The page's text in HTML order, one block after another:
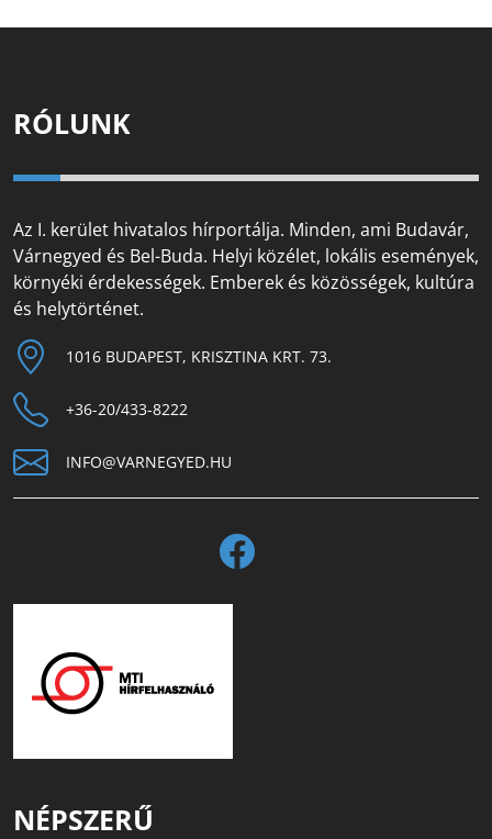
RÓLUNK
Az I. kerület hivatalos hírportálja. Minden, ami Budavár,
Várnegyed és Bel-Buda. Helyi közélet, lokális események,
környéki érdekességek. Emberek és közösségek, kultúra
és helytörténet.
1016 BUDAPEST, KRISZTINA KRT. 73.
+36-20/433-8222
INFO@VARNEGYED.HU
NÉPSZERŰ